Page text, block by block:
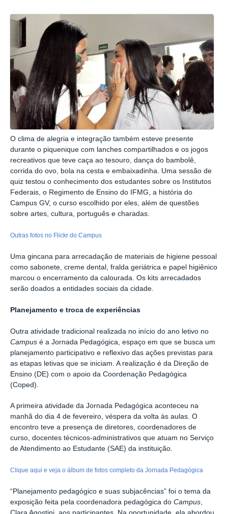
O clima de alegria e integração também esteve presente
durante o piquenique com lanches compartilhados e os jogos
recreativos que teve caça ao tesouro, dança do bambolê,
corrida do ovo, bola na cesta e embaixadinha. Uma sessão de
quiz testou o conhecimento dos estudantes sobre os Institutos
Federais, o Regimento de Ensino do IFMG, a história do
Campus GV, o curso escolhido por eles, além de questões
sobre artes, cultura, português e charadas.
Outras fotos no Flickr do Campus
Uma gincana para arrecadação de materiais de higiene pessoal
como sabonete, creme dental, fralda geriátrica e papel higiênico
marcou o encerramento da calourada. Os kits arrecadados
serão doados a entidades sociais da cidade.
Planejamento e troca de experiências
Outra atividade tradicional realizada no início do ano letivo no
Campus é a Jornada Pedagógica, espaço em que se busca um
planejamento participativo e reflexivo das ações previstas para
as etapas letivas que se iniciam. A realização é da Direção de
Ensino (DE) com o apoio da Coordenação Pedagógica
(Coped).
A primeira atividade da Jornada Pedagógica aconteceu na
manhã do dia 4 de fevereiro, véspera da volta às aulas. O
encontro teve a presença de diretores, coordenadores de
curso, docentes técnicos-administrativos que atuam no Serviço
de Atendimento ao Estudante (SAE) da instituição.
Clique aqui e veja o álbum de fotos completo da Jornada Pedagógica
“Planejamento pedagógico e suas subjacências” foi o tema da
exposição feita pela coordenadora pedagógica do Campus,